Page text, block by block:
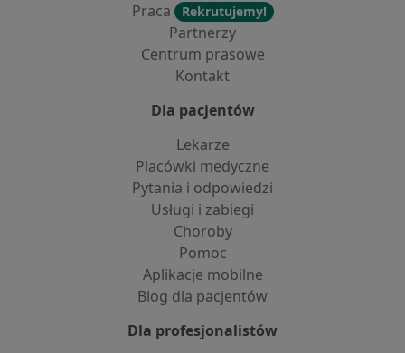
Praca
Rekrutujemy!
Partnerzy
Centrum prasowe
Kontakt
Dla pacjentów
Lekarze
Placówki medyczne
Pytania i odpowiedzi
Usługi i zabiegi
Choroby
Pomoc
Aplikacje mobilne
Blog dla pacjentów
Dla profesjonalistów